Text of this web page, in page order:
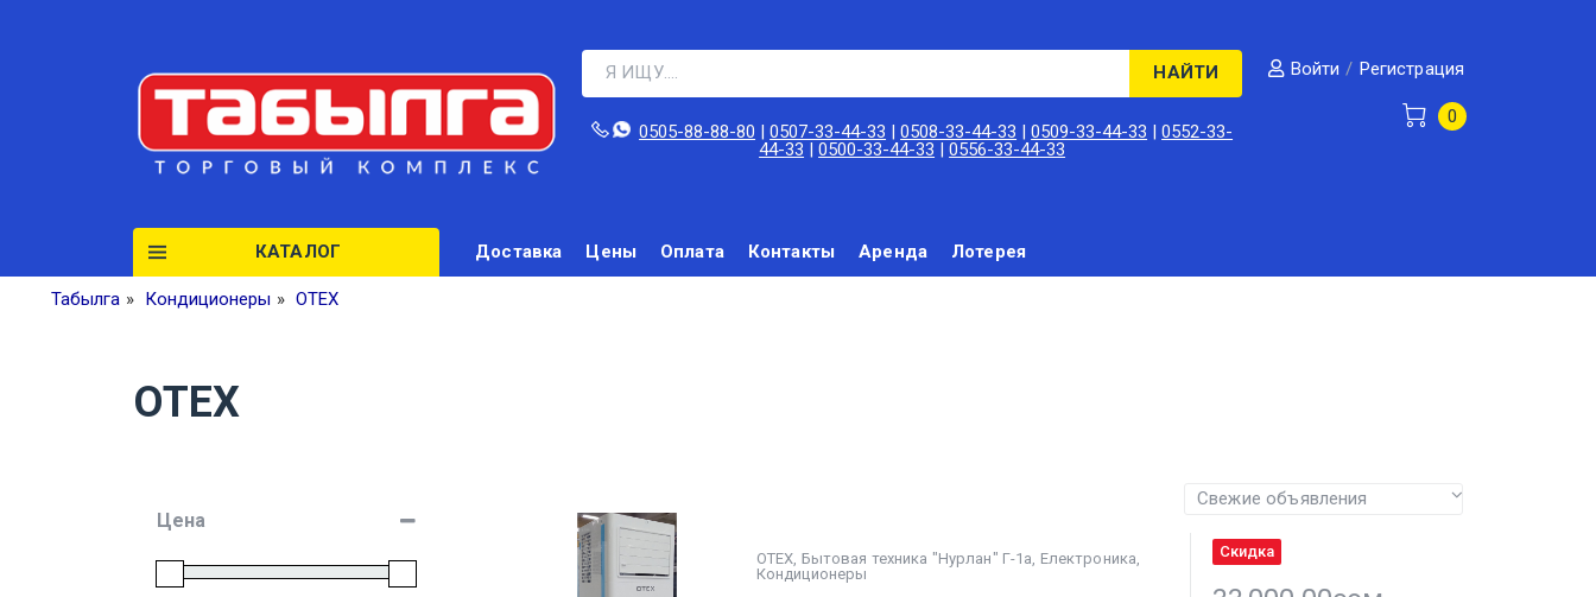
НАЙТИ
0505-88-88-80‬ |0507-33-44-33 |0508-33-44-33 |0509-33-44-33 |0552-33-
44-33 |0500-33-44-33 |0556-33-44-33
Войти / Регистрация
0
КАТАЛОГ Доставка Цены Оплата Контакты Аренда Лотерея
Табылга » Кондиционеры » OTEX
OTEX
Цена
OTEX, Бытовая техника "Нурлан" Г-1а, Електроника,
Кондиционеры
Скидка